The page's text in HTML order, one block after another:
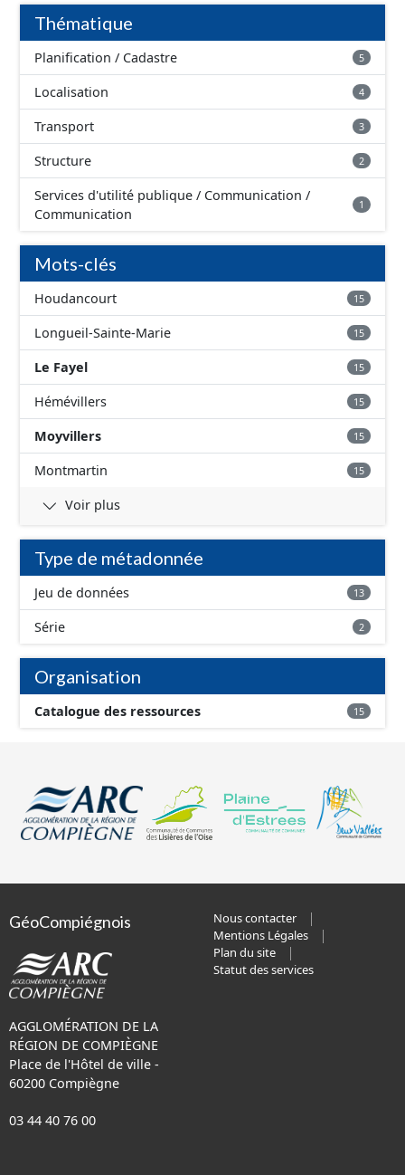
de ces données, il est rappelé que seuls les documents
papier font foi et sont opposables d'un point de vue
juridique.
Thématique
Planification / Cadastre 5
Localisation 4
Transport 3
Structure 2
Services d'utilité publique / Communication /
Communication
1
Mots-clés
Houdancourt 15
Longueil-Sainte-Marie 15
Le Fayel 15
Hémévillers 15
Moyvillers 15
Montmartin 15
Voir plus
Type de métadonnée
Jeu de données 13
Série 2
Organisation
Catalogue des ressources 15
GéoCompiégnois
AGGLOMÉRATION DE LA
RÉGION DE COMPIÈGNE
Place de l'Hôtel de ville -
60200 Compiègne
03 44 40 76 00
Nous contacter
Mentions Légales
Plan du site
Statut des services